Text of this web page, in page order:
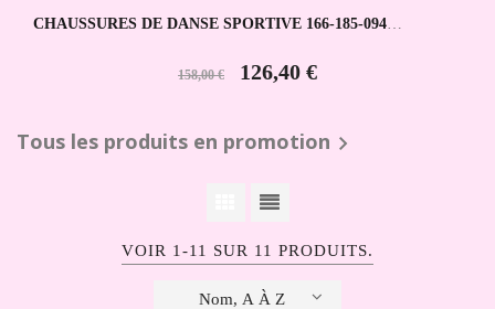
CHAUSSURES DE DANSE SPORTIVE 166-185-094
158,00 € 126,40 €
Tous les produits en promotion 
VOIR 1-11 SUR 11 PRODUITS.
Nom, A À Z